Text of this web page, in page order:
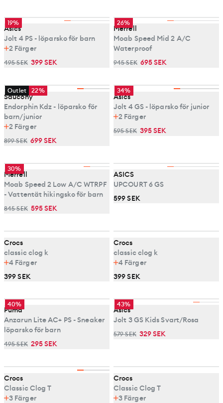
19%
Asics
Jolt 4 PS - löparsko för barn
2 Färger
495 SEK 399 SEK
26%
Merrell
Moab Speed Mid 2 A/C
Waterproof
945 SEK 695 SEK
Outlet 22%
Saucony
Endorphin Kdz - löparsko för
barn/junior
2 Färger
899 SEK 699 SEK
34%
Asics
Jolt 4 GS - löparsko för junior
2 Färger
595 SEK 395 SEK
30%
Merrell
Moab Speed 2 Low A/C WTRPF
- Vattentät hikingsko för barn
845 SEK 595 SEK
ASICS
UPCOURT 6 GS
599 SEK
Crocs
classic clog k
4 Färger
399 SEK
Crocs
classic clog k
4 Färger
399 SEK
40%
Puma
Anzarun Lite AC+ PS - Sneaker
löparsko för barn
495 SEK 295 SEK
43%
Asics
Jolt 3 GS Kids Svart/Rosa
579 SEK 329 SEK
Crocs
Classic Clog T
3 Färger
Crocs
Classic Clog T
3 Färger